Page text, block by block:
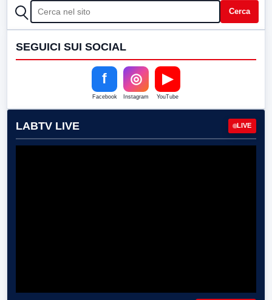
CERCA Cerca
SEGUICI SUI SOCIAL
f
Facebook
◎
Instagram
▶
YouTube
LABTV LIVE LIVE